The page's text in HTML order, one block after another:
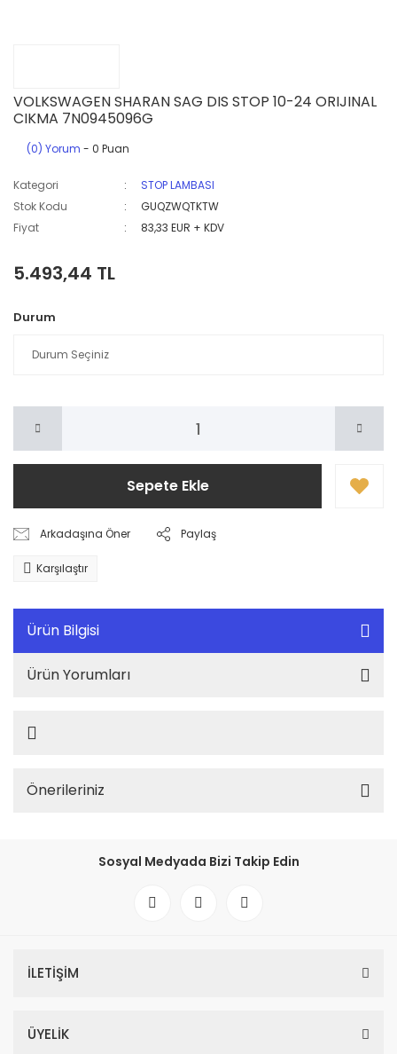
VOLKSWAGEN SHARAN SAG DIS STOP 10-24 ORIJINAL
CIKMA 7N0945096G
(0) Yorum - 0 Puan
Kategori
STOP LAMBASI
Stok Kodu
GUQZWQTKTW
Fiyat
83,33 EUR + KDV
5.493,44 TL
Durum
Sepete Ekle
Arkadaşına Öner Paylaş
Karşılaştır
Ürün Bilgisi
Ürün Yorumları
Önerileriniz
Sosyal Medyada Bizi Takip Edin
İLETİŞİM
ÜYELİK